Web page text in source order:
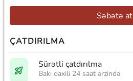
Səbətə at
ÇATDIRILMA
Sürətli çatdırılma
Bakı daxili 24 saat ərzində